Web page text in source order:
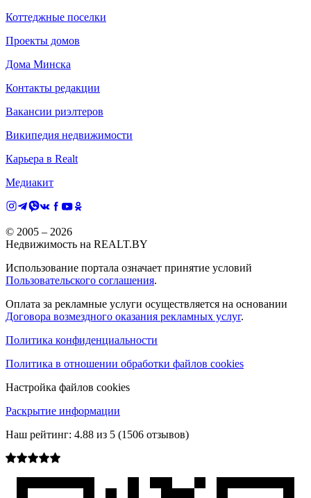
Коттеджные поселки
Проекты домов
Дома Минска
Контакты редакции
Вакансии риэлтеров
Википедия недвижимости
Карьера в Realt
Медиакит
© 2005 – 2026
Недвижимость на REALT.BY
Использование портала означает принятие условий
Пользовательского соглашения.
Оплата за рекламные услуги осуществляется на основании
Договора возмездного оказания рекламных услуг.
Политика конфиденциальности
Политика в отношении обработки файлов cookies
Настройка файлов cookies
Раскрытие информации
Наш рейтинг: 4.88 из 5 (1506 отзывов)